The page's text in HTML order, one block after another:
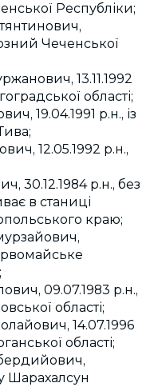
Республіки;
Чеченської
13.11.1992
області;
19.04.1991 р.н., із
12.05.1992 р.н.,
30.12.1984 р.н., без
в станиці
краю;
09.07.1983 р.н.,
області;
14.07.1996
області;
Шарахалсун